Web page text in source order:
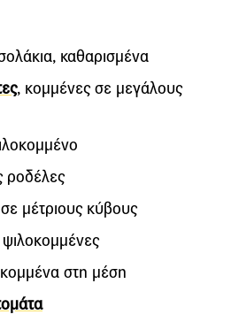
καθαρισμένα
, κομμένες σε μεγάλους
ροδέλες
μέτριους κύβους
στη μέση